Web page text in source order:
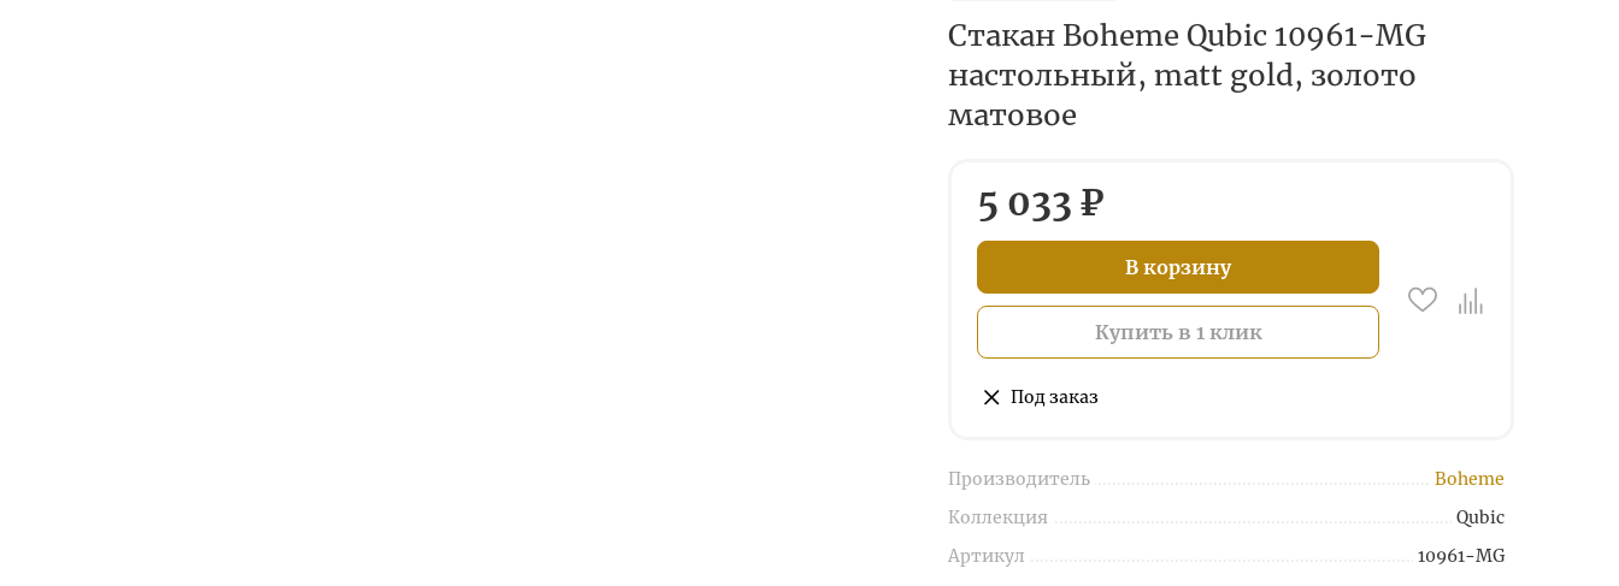
Стакан Boheme Qubic 10961-MG
настольный, matt gold, золото
матовое
5 033 ₽
В корзину
Купить в 1 клик
Под заказ
Производитель
Boheme
Коллекция
Qubic
Артикул
10961-MG